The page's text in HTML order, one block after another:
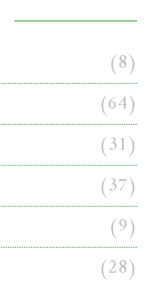
(8)
(64)
(31)
(37)
(9)
(28)